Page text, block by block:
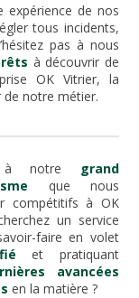
expérience de nos
tous incidents,
pas à nous
à découvrir de
OK Vitrier, la
notre métier.
à notre grand
que nous
compétitifs à OK
un service
faire en volet
et pratiquant
avancées
en la matière ?